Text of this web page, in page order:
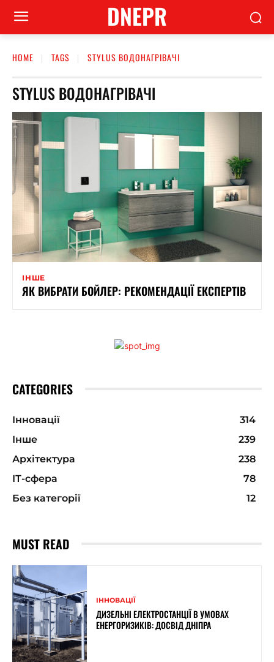
DNEPR
HOME TAGS STYLUS ВОДОНАГРІВАЧІ
STYLUS ВОДОНАГРІВАЧІ
ІНШЕ
ЯК ВИБРАТИ БОЙЛЕР: РЕКОМЕНДАЦІЇ ЕКСПЕРТІВ
CATEGORIES
Інновації
314
Інше
239
Архітектура
238
ІТ-сфера
78
Без категорії
12
MUST READ
ІННОВАЦІЇ
ДИЗЕЛЬНІ ЕЛЕКТРОСТАНЦІЇ В УМОВАХ
ЕНЕРГОРИЗИКІВ: ДОСВІД ДНІПРА